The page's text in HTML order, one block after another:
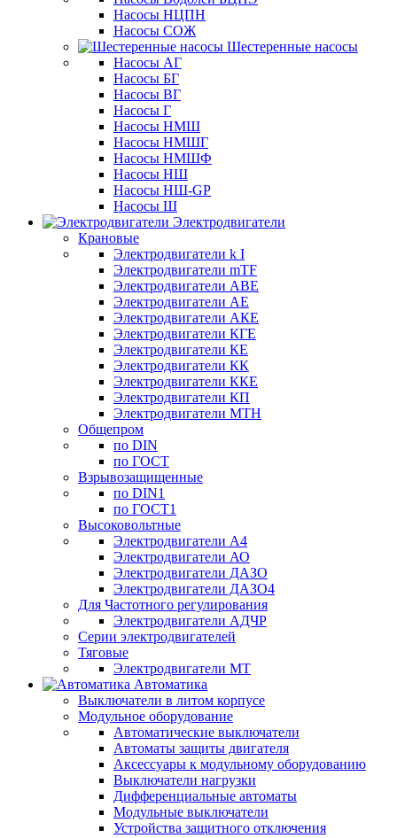
Насосы НЦПН
Насосы СОЖ
Шестеренные насосы
Насосы АГ
Насосы БГ
Насосы ВГ
Насосы Г
Насосы НМШ
Насосы НМШГ
Насосы НМШФ
Насосы НШ
Насосы НШ-GP
Насосы Ш
Электродвигатели
Крановые
Электродвигатели k I
Электродвигатели mTF
Электродвигатели АВЕ
Электродвигатели АЕ
Электродвигатели АКЕ
Электродвигатели КГЕ
Электродвигатели КЕ
Электродвигатели КК
Электродвигатели ККЕ
Электродвигатели КП
Электродвигатели МТН
Общепром
по DIN
по ГОСТ
Взрывозащищенные
по DIN1
по ГОСТ1
Высоковольтные
Электродвигатели А4
Электродвигатели АО
Электродвигатели ДАЗО
Электродвигатели ДАЗО4
Для Частотного регулирования
Электродвигатели АДЧР
Серии электродвигателей
Тяговые
Электродвигатели МТ
Автоматика
Выключатели в литом корпусе
Модульное оборудование
Автоматические выключатели
Автоматы защиты двигателя
Аксессуары к модульному оборудованию
Выключатели нагрузки
Дифференциальные автоматы
Модульные выключатели
Устройства защитного отключения